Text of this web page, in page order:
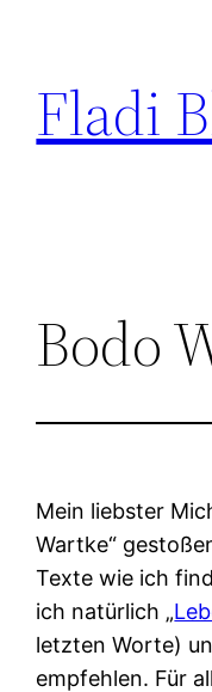
springen
Fladi
Bodo
Mein liebster
Wartke“
Texte wie ich
ich natürlich „
letzten Worte)
empfehlen. Für